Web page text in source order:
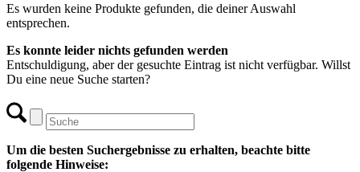
Es wurden keine Produkte gefunden, die deiner Auswahl
entsprechen.
Es konnte leider nichts gefunden werden
Entschuldigung, aber der gesuchte Eintrag ist nicht verfügbar. Willst
Du eine neue Suche starten?
Um die besten Suchergebnisse zu erhalten, beachte bitte
folgende Hinweise: